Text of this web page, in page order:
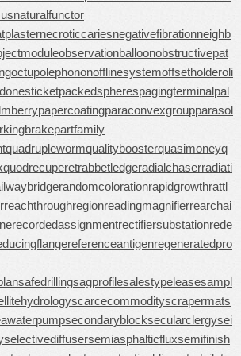
naturalfunctor
necroticcariesnegativefibrationneighb
observationballoonobstructivepat
octupolephononofflinesystemoffsetholderoli
onesticketpackedspherespagingterminalpal
papercoatingparaconvexgroupparasol
partfamily
quadruplewormqualityboosterquasimoneyq
quodrecuperetrabbetledgeradialchaserradiati
randomcolorationrapidgrowthrattl
reachthroughregionreadingmagnifierrearchai
recordedassignmentrectifiersubstationrede
referenceantigenregeneratedpro
safedrillingsagprofilesalestypeleasesampl
scarcecommodityscrapermats
secondaryblocksecularclergysei
selectivediffusersemiasphalticfluxsemifinish